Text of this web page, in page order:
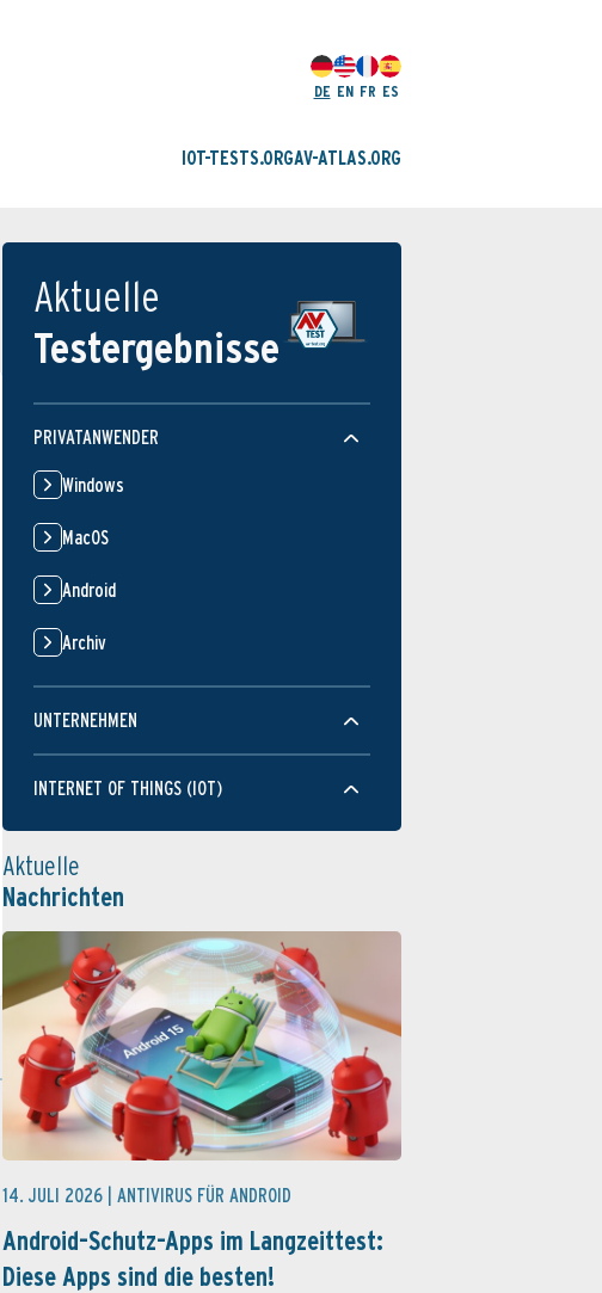
DE EN FR ES
IOT-TESTS.ORGAV-ATLAS.ORG
Schutz­wirkung
JUN JUN JUN
JUN JUN JUN MÄR SEP JUN DEZ
Aktuelle
Testergebnisse
PRIVATANWENDER
Windows
MacOS
Android
Archiv
UNTERNEHMEN
INTERNET OF THINGS (IOT)
Aktuelle
Nachrichten
14. JULI 2026 | ANTIVIRUS FÜR ANDROID
Android-Schutz-Apps im Langzeittest:
Diese Apps sind die besten!